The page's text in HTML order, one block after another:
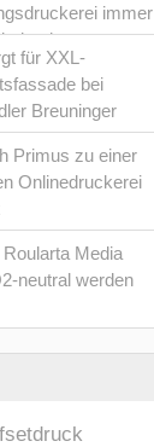
immer
hat
für XXL-
bei
Breuninger
Primus zu einer
Onlinedruckerei
Media
neutral werden